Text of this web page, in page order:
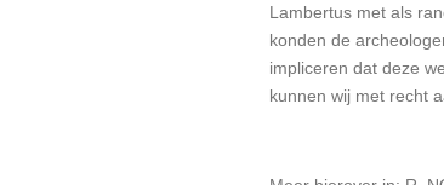
Lambertus met als
konden de
impliceren dat deze
kunnen wij met recht